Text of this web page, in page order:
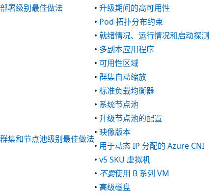
部署级别最佳做法
• 升级期间的高可用性
• Pod 拓扑分布约束
• 就绪情况、运行情况和启动探测
• 多副本应用程序
群集和节点池级别最佳做法
• 可用性区域
• 群集自动缩放
• 标准负载均衡器
• 系统节点池
• 升级节点池的配置
• 映像版本
• 用于动态 IP 分配的 Azure CNI
• v5 SKU 虚拟机
• 不要使用 B 系列 VM
• 高级磁盘